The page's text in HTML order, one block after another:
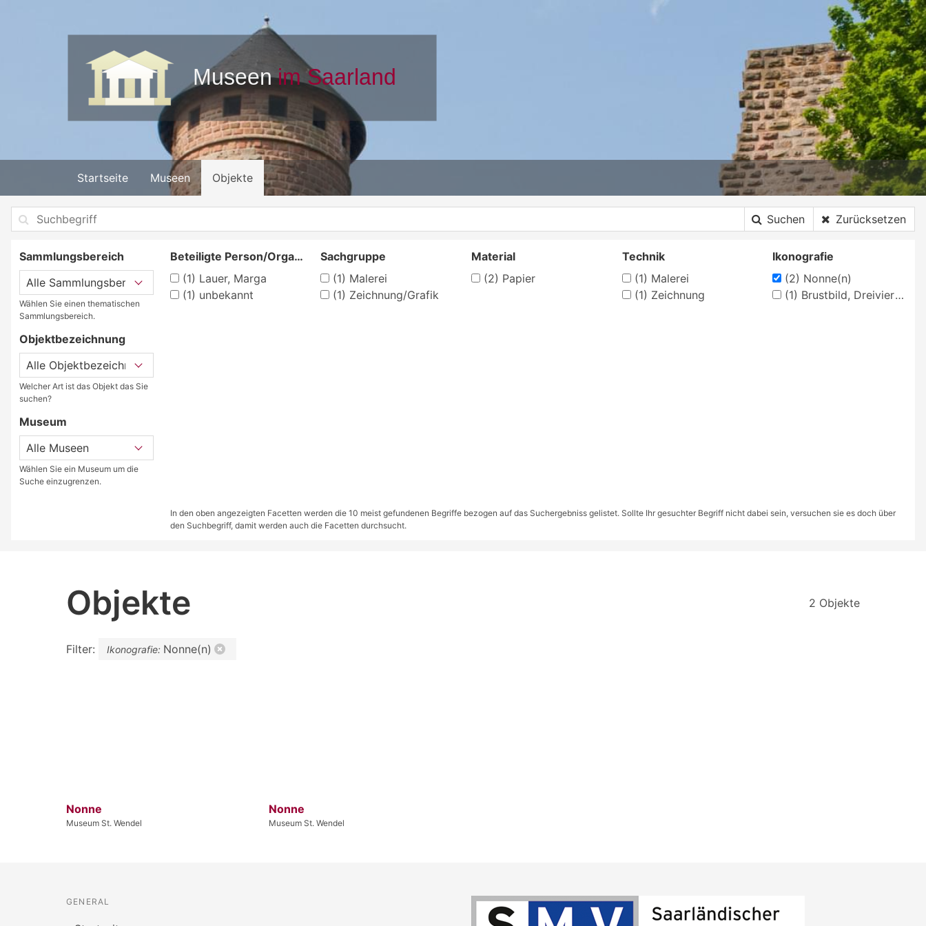
Startseite Museen Objekte
Suchen Zurücksetzen
Sammlungsbereich
Wählen Sie einen thematischen
Sammlungsbereich.
Objektbezeichnung
Welcher Art ist das Objekt das Sie
suchen?
Museum
Wählen Sie ein Museum um die
Suche einzugrenzen.
Beteiligte Person/Organisation
(1) Lauer, Marga
(1) unbekannt
Sachgruppe
(1) Malerei
(1) Zeichnung/Grafik
Material
(2) Papier
Technik
(1) Malerei
(1) Zeichnung
Ikonografie
(2) Nonne(n)
(1) Brustbild, Dreiviertelansicht
In den oben angezeigten Facetten werden die 10 meist gefundenen Begriffe bezogen auf das Suchergebniss gelistet. Sollte Ihr gesuchter Begriff nicht dabei sein, versuchen sie es doch über
den Suchbegriff, damit werden auch die Facetten durchsucht.
Objekte 2 Objekte
Filter: Ikonografie: Nonne(n)
Nonne
Museum St. Wendel
Nonne
Museum St. Wendel
GENERAL